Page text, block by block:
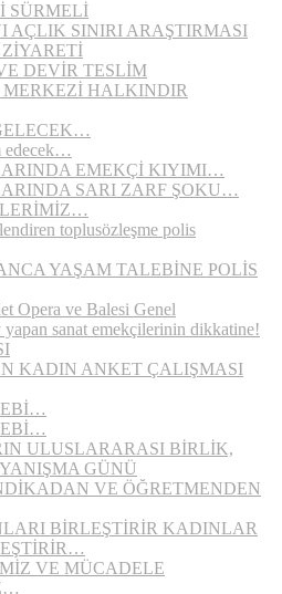
SÜRMELİ
AÇLIK SINIRI ARAŞTIRMASI
DEVİR TESLİM
HALKINDIR
edecek…
EMEKÇİ KIYIMI…
SARI ZARF ŞOKU…
toplusözleşme polis
YAŞAM TALEBİNE POLİS
Opera ve Balesi Genel
sanat emekçilerinin dikkatine!
KADIN ANKET ÇALIŞMASI
ULUSLARARASI BİRLİK,
GÜNÜ
VE ÖĞRETMENDEN
BİRLEŞTİRİR KADINLAR
VE MÜCADELE